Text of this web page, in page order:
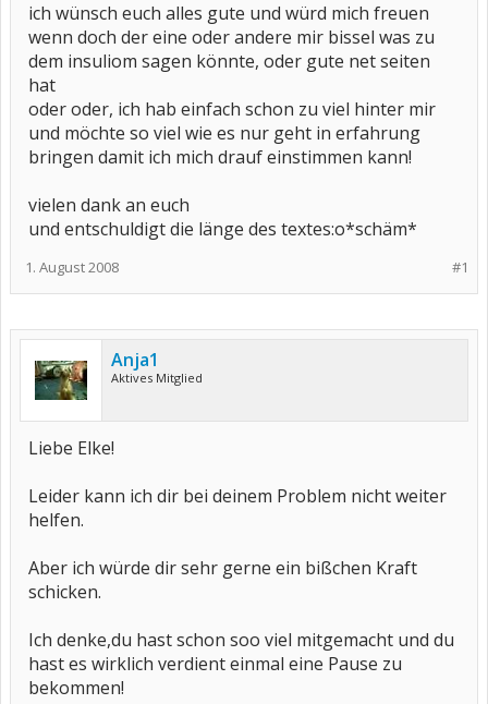
ich wünsch euch alles gute und würd mich freuen
wenn doch der eine oder andere mir bissel was zu
dem insuliom sagen könnte, oder gute net seiten
hat
oder oder, ich hab einfach schon zu viel hinter mir
und möchte so viel wie es nur geht in erfahrung
bringen damit ich mich drauf einstimmen kann!
vielen dank an euch
und entschuldigt die länge des textes:o*schäm*
#1
1. August 2008
Anja1
Aktives Mitglied
Liebe Elke!
Leider kann ich dir bei deinem Problem nicht weiter
helfen.
Aber ich würde dir sehr gerne ein bißchen Kraft
schicken.
Ich denke,du hast schon soo viel mitgemacht und du
hast es wirklich verdient einmal eine Pause zu
bekommen!